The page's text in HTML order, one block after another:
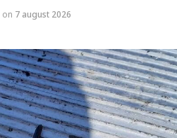
on 7 august 2026